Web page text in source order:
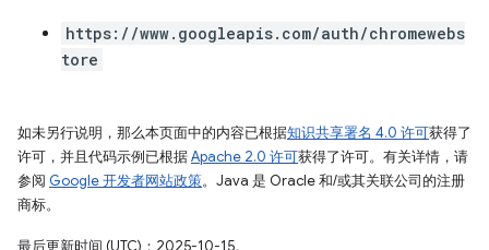
https://www.googleapis.com/auth/chromewebs
tore
如未另行说明，那么本页面中的内容已根据知识共享署名 4.0 许可获得了
许可，并且代码示例已根据Apache 2.0 许可获得了许可。有关详情，请
参阅 Google 开发者网站政策。Java 是 Oracle 和/或其关联公司的注册
商标。
最后更新时间 (UTC)：2025-10-15。